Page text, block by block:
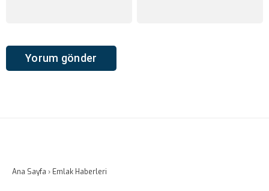
Ana Sayfa › Emlak Haberleri